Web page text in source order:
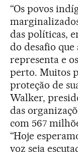
“Os povos
das políticas,
do desafio
representa e
perto. Muitos
proteção de
Walker,
das
com 567
“Hoje
voz seja